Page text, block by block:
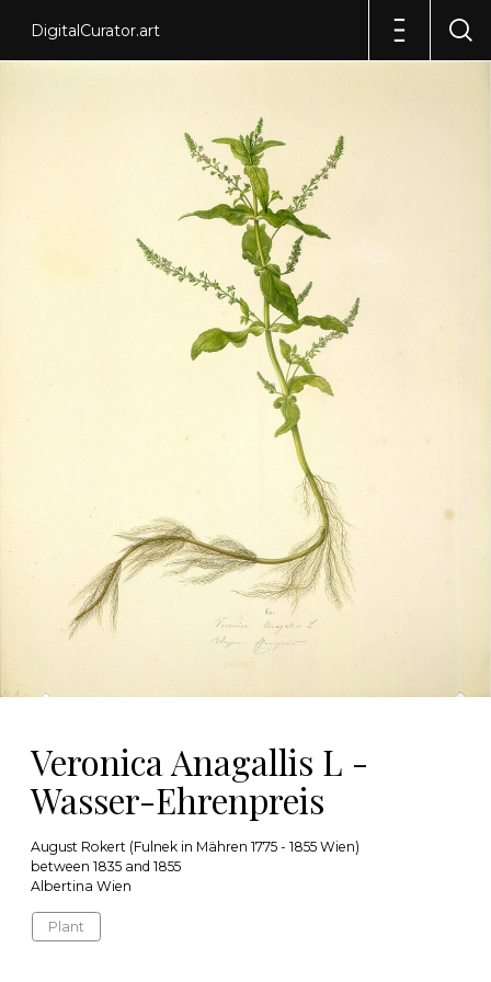
DigitalCurator.art
Veronica Anagallis L -
Wasser-Ehrenpreis
August Rokert (Fulnek in Mähren 1775 - 1855 Wien)
between 1835 and 1855
Albertina Wien
Plant